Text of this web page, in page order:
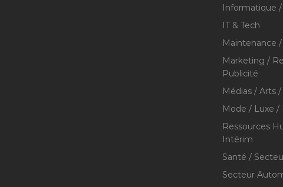
Informatique
IT & Tech
Maintenance
Marketing /
Publicité
Médias / Arts
Mode / Luxe /
Ressources
Intérim
Santé /
Secteur